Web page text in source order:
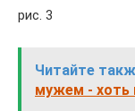
рис. 3
Читайте
мужем - хоть